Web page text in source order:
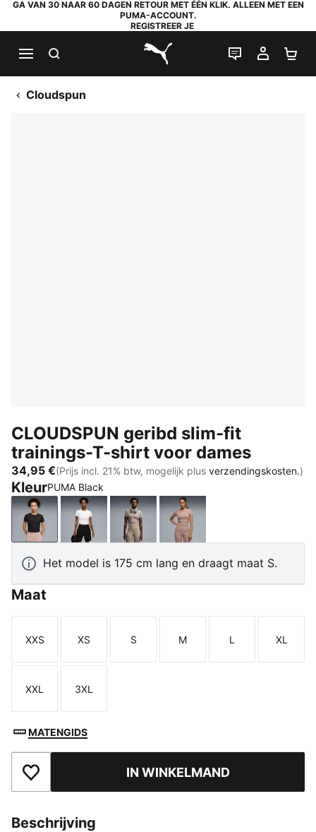
GA VAN 30 NAAR 60 DAGEN RETOUR MET ÉÉN KLIK. ALLEEN MET EEN
PUMA-ACCOUNT.
REGISTREER JE
PUMA.com
LIVE CHAT
MIJN
Cloudspun
CLOUDSPUN geribd slim-fit
trainings-T-shirt voor dames
34,95 €(Prijs incl. 21% btw, mogelijk plus verzendingskosten.)
KleurPUMA Black
PUMA BlackPUMA WhiteMouse GraySandstone
Het model is 175 cm lang en draagt maat S.
Maat
Maat
XXS
Maat
XS
Maat
S
Maat
M
Maat
L
Maat
XL
Maat
XXL
Maat
3XL
MATENGIDS
Toegevoegd aan favorietenIN WINKELMAND
Beschrijving